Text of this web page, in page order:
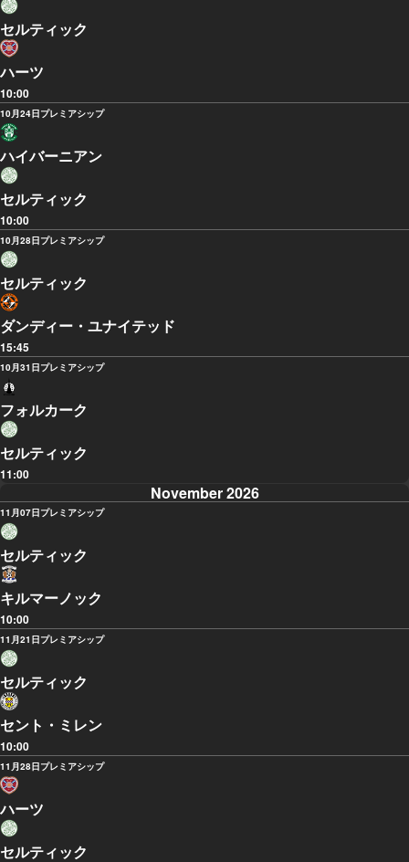
セルティック
ハーツ
10:00
10月24日プレミアシップ
ハイバーニアン
セルティック
10:00
10月28日プレミアシップ
セルティック
ダンディー・ユナイテッド
15:45
10月31日プレミアシップ
フォルカーク
セルティック
11:00
November 2026
11月07日プレミアシップ
セルティック
キルマーノック
10:00
11月21日プレミアシップ
セルティック
セント・ミレン
10:00
11月28日プレミアシップ
ハーツ
セルティック